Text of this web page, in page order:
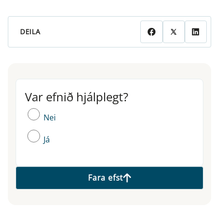
DEILA
Var efnið hjálplegt?
Var efnið hjálplegt?
Nei
Já
Fara efst